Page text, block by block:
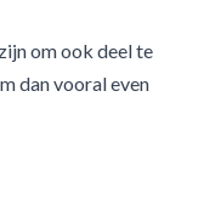
om ook deel te
dan vooral even